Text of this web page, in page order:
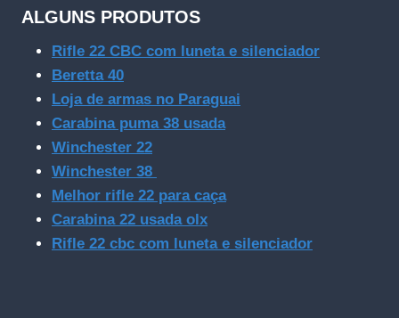
ALGUNS PRODUTOS
Rifle 22 CBC com luneta e silenciador
Beretta 40
Loja de armas no Paraguai
Carabina puma 38 usada
Winchester 22
Winchester 38
Melhor rifle 22 para caça
Carabina 22 usada olx
Rifle 22 cbc com luneta e silenciador